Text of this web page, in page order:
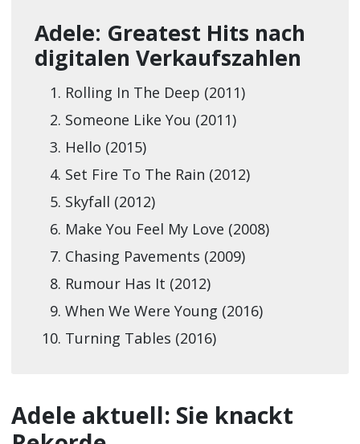
Adele: Greatest Hits nach
digitalen Verkaufszahlen
Rolling In The Deep (2011)
Someone Like You (2011)
Hello (2015)
Set Fire To The Rain (2012)
Skyfall (2012)
Make You Feel My Love (2008)
Chasing Pavements (2009)
Rumour Has It (2012)
When We Were Young (2016)
Turning Tables (2016)
Adele aktuell: Sie knackt